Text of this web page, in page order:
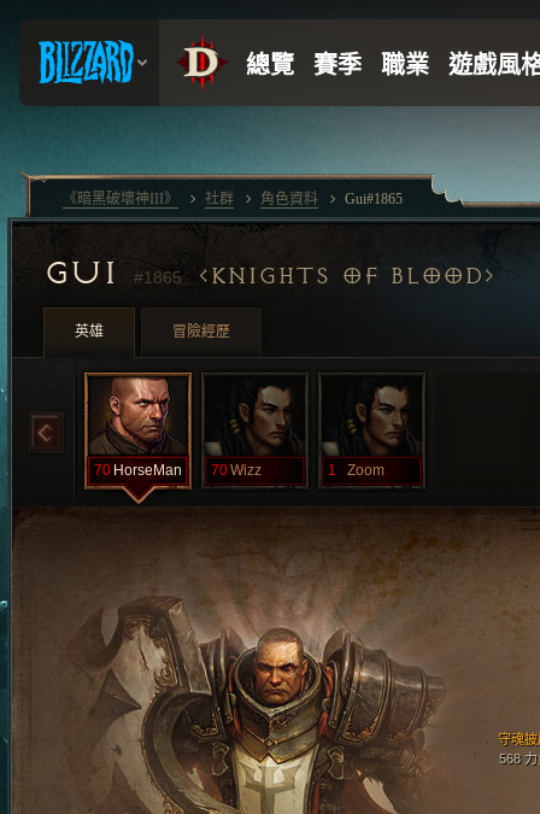
GUI #1865 KNIGHTS OF BLOOD
英雄 冒險經歷
70 HorseMan 70Wizz 1 Zoom
守魂披
568 力
《暗黑破壞神III》 社群 角色資料 Gui#1865